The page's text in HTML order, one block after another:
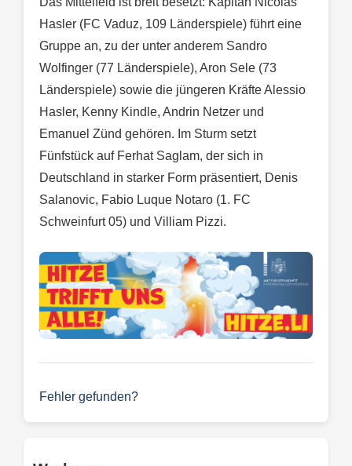
Hasler (FC Vaduz, 109 Länderspiele) führt eine
Gruppe an, zu der unter anderem Sandro
Wolfinger (77 Länderspiele), Aron Sele (73
Länderspiele) sowie die jüngeren Kräfte Alessio
Hasler, Kenny Kindle, Andrin Netzer und
Emanuel Zünd gehören. Im Sturm setzt
Fünfstück auf Ferhat Saglam, der sich in
Deutschland in starker Form präsentiert, Denis
Salanovic, Fabio Luque Notaro (1. FC
Schweinfurt 05) und Villiam Pizzi.
Fehler gefunden?